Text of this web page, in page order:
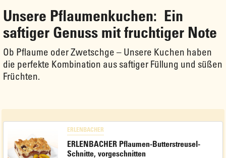
Unsere Pflaumenkuchen: Ein
saftiger Genuss mit fruchtiger Note
Ob Pflaume oder Zwetschge – Unsere Kuchen haben
die perfekte Kombination aus saftiger Füllung und süßen
Früchten.
ERLENBACHER
ERLENBACHER Pflaumen-Butterstreusel-
Schnitte, vorgeschnitten